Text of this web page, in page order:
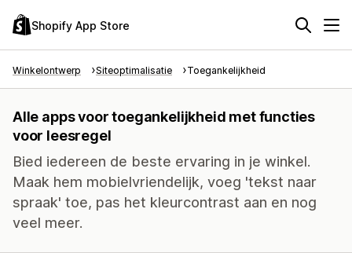
Shopify App Store
Winkelontwerp Siteoptimalisatie Toegankelijkheid
Alle apps voor toegankelijkheid met functies
voor leesregel
Bied iedereen de beste ervaring in je winkel.
Maak hem mobielvriendelijk, voeg 'tekst naar
spraak' toe, pas het kleurcontrast aan en nog
veel meer.